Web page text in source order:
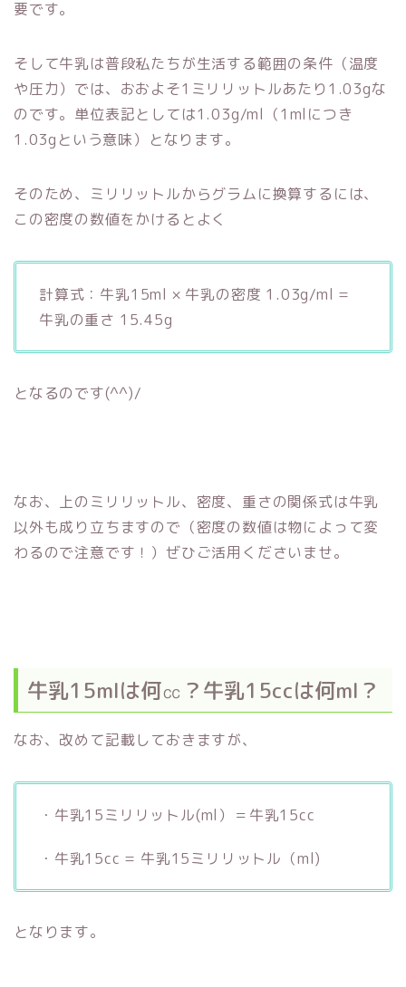
要です。
そして牛乳は普段私たちが生活する範囲の条件（温度
や圧力）では、おおよそ1ミリリットルあたり1.03gな
のです。単位表記としては1.03g/ml（1mlにつき
1.03gという意味）となります。
そのため、ミリリットルからグラムに換算するには、
この密度の数値をかけるとよく
計算式：牛乳15ml × 牛乳の密度 1.03g/ml =
牛乳の重さ 15.45g
となるのです(^^)/
なお、上のミリリットル、密度、重さの関係式は牛乳
以外も成り立ちますので（密度の数値は物によって変
わるので注意です！）ぜひご活用くださいませ。
牛乳15mlは何㏄？牛乳15ccは何ml？
なお、改めて記載しておきますが、
・牛乳15ミリリットル(ml）＝牛乳15cc
・牛乳15cc = 牛乳15ミリリットル（ml)
となります。